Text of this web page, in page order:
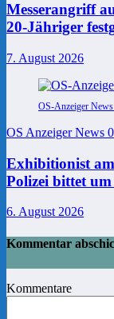
Messerangriff
20-Jähriger
7. August 2026
OS-Anzeiger
OS Anzeiger News 0
Exhibitionist
Polizei bittet
6. August 2026
Kommentar
Kommentare